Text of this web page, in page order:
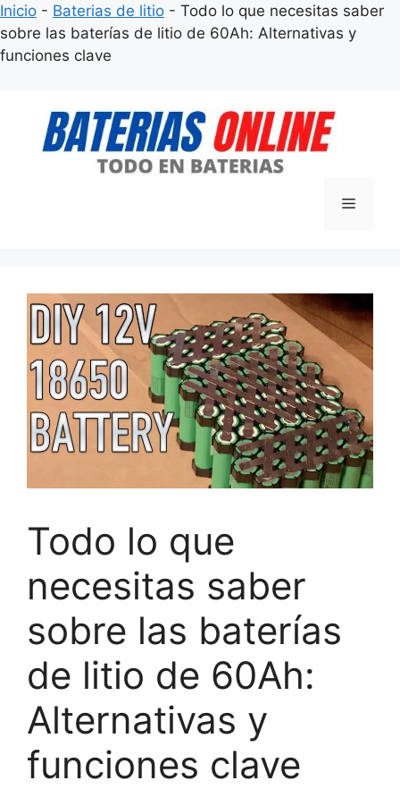
Inicio - Baterias de litio - Todo lo que necesitas saber
sobre las baterías de litio de 60Ah: Alternativas y
funciones clave
contenido
Menú
Todo lo que
necesitas saber
sobre las baterías
de litio de 60Ah:
Alternativas y
funciones clave